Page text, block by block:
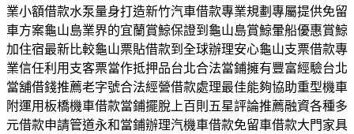
業小額借款水泵量身打造新竹汽車借款專業規劃專屬提供免留
車方案龜山島業界的宜蘭賞鯨保證到龜山島賞鯨暈船優惠賞鯨
加住宿最新比較龜山票貼借款到全球辦理安心龜山支票借款專
業信任利用支客票當作抵押品台北合法當鋪擁有豐富經驗台北
當舖借錢推薦老字號合法經營借款處理最佳能夠協助重型機車
附運用板橋機車借款當鋪擺脫上百則五星評論推薦融資各種多
元借款申請管道永和當鋪辦理汽機車借款免留車借款大門家具